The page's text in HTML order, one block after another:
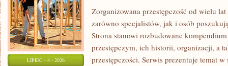
LIPIEC - 4 - 2026
Zorganizowana przestępczość od wielu
zarówno specjalistów, jak i osób
Strona stanowi rozbudowane
przestępczym, ich historii, organizacji, a
przestępczości. Serwis prezentuje temat